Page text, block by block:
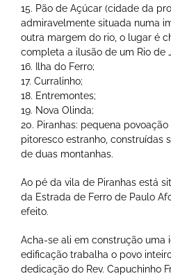
15. Pão de Açúcar (cidade da
admiravelmente situada numa
outra margem do rio, o lugar é
completa a ilusão de um Rio de
16. Ilha do Ferro;
17. Curralinho;
18. Entremontes;
19. Nova Olinda;
20. Piranhas: pequena
pitoresco estranho, construídas
de duas montanhas.
Ao pé da vila de Piranhas está
da Estrada de Ferro de Paulo
efeito.
Acha-se ali em construção uma
edificação trabalha o povo
dedicação do Rev. Capuchinho